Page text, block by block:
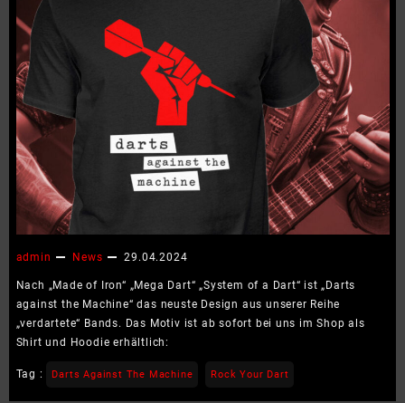
admin News 29.04.2024
Nach „Made of Iron“ „Mega Dart“ „System of a Dart“ ist „Darts
against the Machine“ das neuste Design aus unserer Reihe
„verdartete“ Bands. Das Motiv ist ab sofort bei uns im Shop als
Shirt und Hoodie erhältlich:
Tag : Darts Against The Machine Rock Your Dart